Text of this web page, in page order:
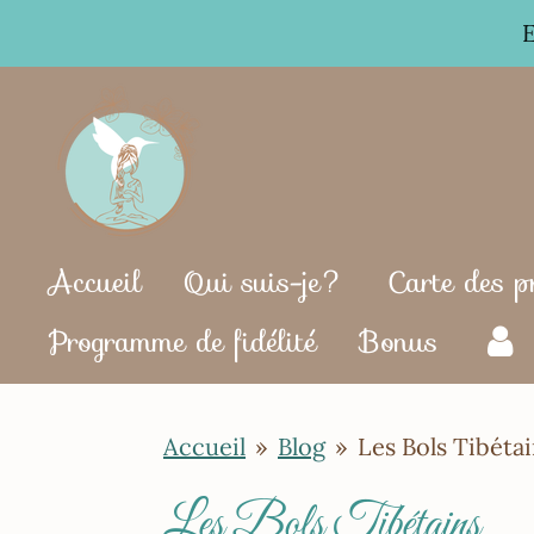
au
contenu
principal
Accueil Qui suis-je?
Carte des
Programme de fidélité
Bonus
Accueil » Blog » Les Bols